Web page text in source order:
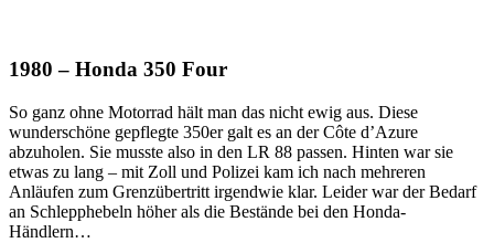
1980 – Honda 350 Four
So ganz ohne Motorrad hält man das nicht ewig aus. Diese
wunderschöne gepflegte 350er galt es an der Côte d’Azure
abzuholen. Sie musste also in den LR 88 passen. Hinten war sie
etwas zu lang – mit Zoll und Polizei kam ich nach mehreren
Anläufen zum Grenzübertritt irgendwie klar. Leider war der Bedarf
an Schlepphebeln höher als die Bestände bei den Honda-
Händlern…